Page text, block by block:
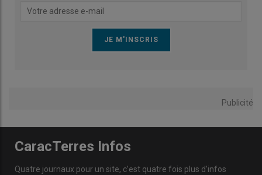
Publicité
CaracTerres Infos
Quatre journaux pour un site, c’est quatre fois plus d’infos